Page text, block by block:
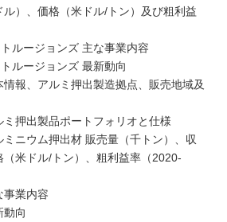
ル）、価格（米ドル/トン）及び粗利益
ルージョンズ 主な事業内容
ルージョンズ 最新動向
報、アルミ押出製造拠点、販売地域及
押出製品ポートフォリオと仕様
ニウム押出材 販売量（千トン）、収
米ドル/トン）、粗利益率（2020-
事業内容
動向